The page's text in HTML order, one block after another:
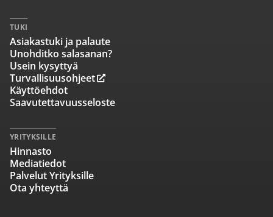
TUKI
Asiakastuki ja palaute
Unohditko salasanan?
Usein kysyttyä
Turvallisuusohjeet
Käyttöehdot
Saavutettavuusseloste
YRITYKSILLE
Hinnasto
Mediatiedot
Palvelut Yrityksille
Ota yhteyttä